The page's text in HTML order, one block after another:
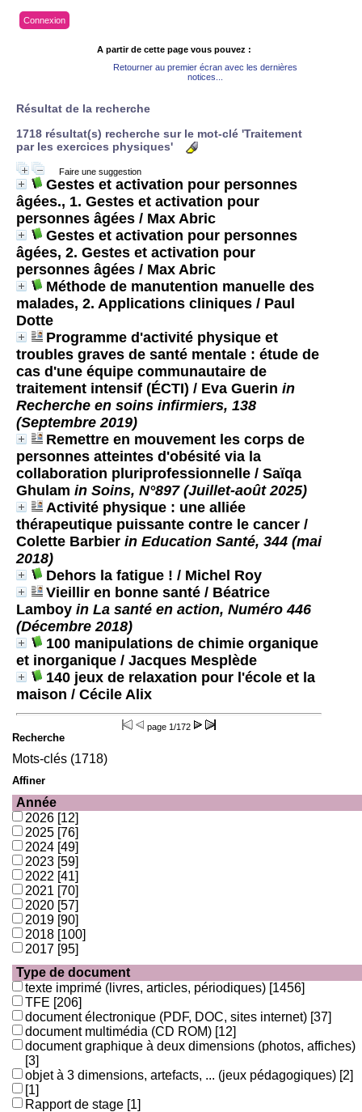
Connexion
A partir de cette page vous pouvez :
Retourner au premier écran avec les dernières
notices...
Résultat de la recherche
1718 résultat(s) recherche sur le mot-clé 'Traitement
par les exercices physiques'
Faire une suggestion
Gestes et activation pour personnes
âgées., 1. Gestes et activation pour
personnes âgées / Max Abric
Gestes et activation pour personnes
âgées, 2. Gestes et activation pour
personnes âgées / Max Abric
Méthode de manutention manuelle des
malades, 2. Applications cliniques / Paul
Dotte
Programme d'activité physique et
troubles graves de santé mentale : étude de
cas d'une équipe communautaire de
traitement intensif (ÉCTI) / Eva Guerin in
Recherche en soins infirmiers, 138
(Septembre 2019)
Remettre en mouvement les corps de
personnes atteintes d'obésité via la
collaboration pluriprofessionnelle / Saïqa
Ghulam in Soins, N°897 (Juillet-août 2025)
Activité physique : une alliée
thérapeutique puissante contre le cancer /
Colette Barbier in Education Santé, 344 (mai
2018)
Dehors la fatigue ! / Michel Roy
Vieillir en bonne santé / Béatrice
Lamboy in La santé en action, Numéro 446
(Décembre 2018)
100 manipulations de chimie organique
et inorganique / Jacques Mesplède
140 jeux de relaxation pour l'école et la
maison / Cécile Alix
page 1/172
Recherche
Mots-clés (1718)
Affiner
Année
2026 [12]
2025 [76]
2024 [49]
2023 [59]
2022 [41]
2021 [70]
2020 [57]
2019 [90]
2018 [100]
2017 [95]
Type de document
texte imprimé (livres, articles, périodiques) [1456]
TFE [206]
document électronique (PDF, DOC, sites internet) [37]
document multimédia (CD ROM) [12]
document graphique à deux dimensions (photos, affiches)
[3]
objet à 3 dimensions, artefacts, ... (jeux pédagogiques) [2]
[1]
Rapport de stage [1]